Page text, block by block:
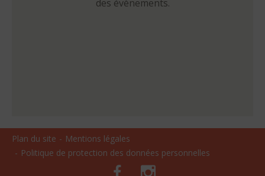
des évènements.
Plan du site
Mentions légales
Politique de protection des données personnelles
Facebook